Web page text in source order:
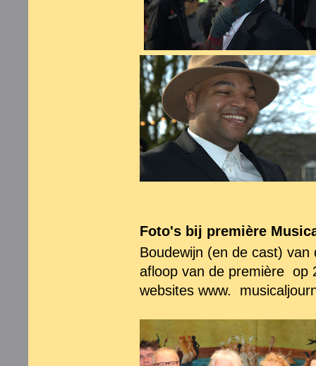
Foto's bij première
Boudewijn (en de cast)
afloop van de première op
websites www.